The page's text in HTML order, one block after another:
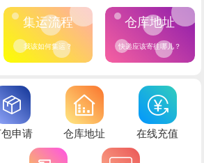
集运流程
我该如何集运？
仓库地址
快递应该寄往哪儿？
申请 仓库地址 在线充值